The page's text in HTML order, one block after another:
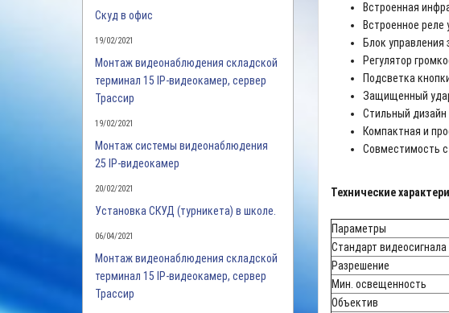
Скуд в офис
19/02/2021
Монтаж видеонаблюдения складской
терминал 15 IP-видеокамер, сервер
Трассир
19/02/2021
Монтаж системы видеонаблюдения
25 IP-видеокамер
20/02/2021
Установка СКУД (турникета) в школе.
06/04/2021
Монтаж видеонаблюдения складской
терминал 15 IP-видеокамер, сервер
Трассир
Встроенная
Встроенное
Блок
Регулятор
Подсветка
Защищенный
Стильный дизайн
Компактная и
Совместимость
Технические
Параметры
Стандарт видеосигнала
Разрешение
Мин. освещенность
Объектив